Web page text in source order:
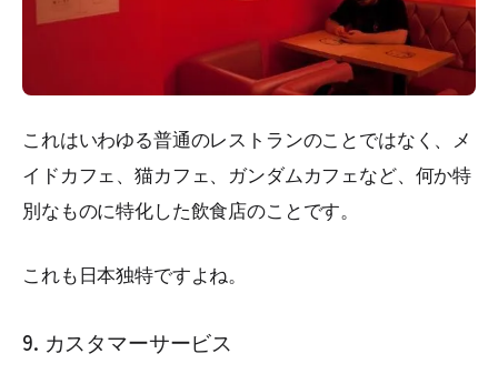
これはいわゆる普通のレストランのことではなく、メ
イドカフェ、猫カフェ、ガンダムカフェなど、何か特
別なものに特化した飲食店のことです。
これも日本独特ですよね。
9. カスタマーサービス